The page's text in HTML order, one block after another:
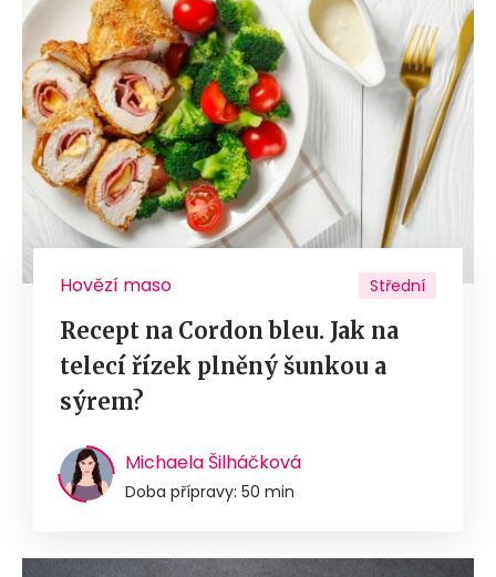
Hovězí maso Střední
Recept na Cordon bleu. Jak na
telecí řízek plněný šunkou a
sýrem?
Michaela Šilháčková
Doba přípravy: 50 min